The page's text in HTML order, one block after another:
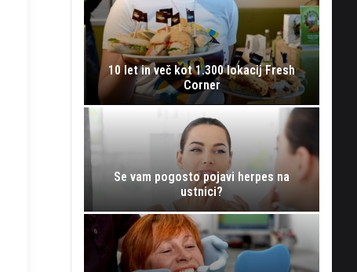
10 let in več kot 1.300 lokacij Fresh
Corner
Se vam pogosto pojavi herpes na
ustnici?